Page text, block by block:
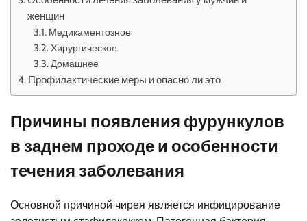
женщин
Медикаментозное
Хирургическое
Домашнее
Профилактические меры и опасно ли это
Причины появления фурункулов
в заднем проходе и особенности
течения заболевания
Основной причиной чирея является инфицирование